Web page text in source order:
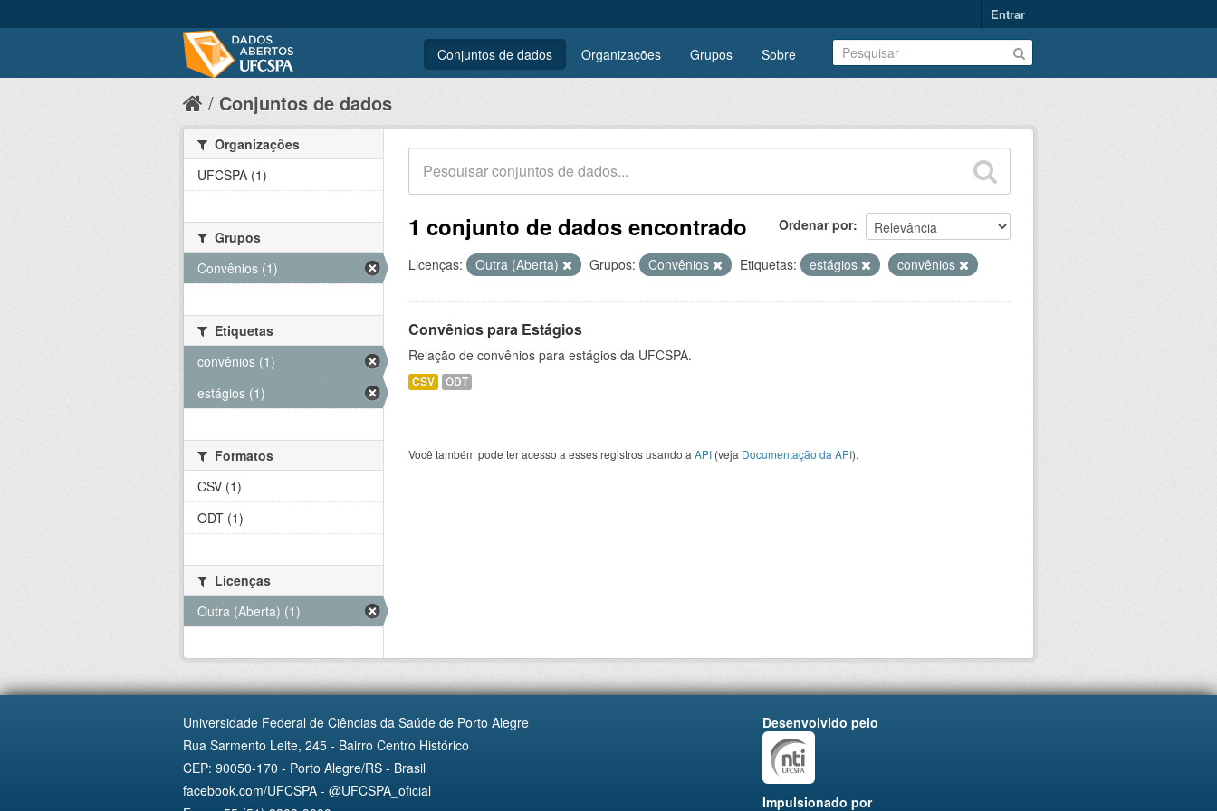
Entrar
Conjuntos de dados Organizações Grupos Sobre
Conjuntos de dados
Ordenar por
1 conjunto de dados encontrado
Licenças: Outra (Aberta) Grupos: Convênios Etiquetas: estágios convênios
Convênios para Estágios
Relação de convênios para estágios da UFCSPA.
CSV ODT
Você também pode ter acesso a esses registros usando a API (veja Documentação da API).
Organizações
UFCSPA (1)
Grupos
Convênios (1)
Etiquetas
convênios (1)
estágios (1)
Formatos
CSV (1)
ODT (1)
Licenças
Outra (Aberta) (1)
Universidade Federal de Ciências da Saúde de Porto Alegre
Rua Sarmento Leite, 245 - Bairro Centro Histórico
CEP: 90050-170 - Porto Alegre/RS - Brasil
facebook.com/UFCSPA - @UFCSPA_oficial
Desenvolvido pelo
Impulsionado por